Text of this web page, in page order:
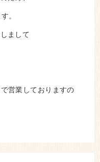
。
まして
営業しておりますの